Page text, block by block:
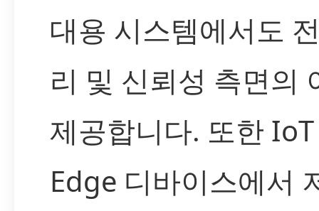
대용 시스템에서도
리 및 신뢰성 측면의
제공합니다. 또한
Edge 디바이스에서